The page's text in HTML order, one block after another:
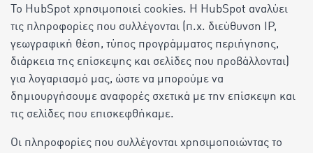
Το HubSpot χρησιμοποιεί cookies. Η HubSpot αναλύει
τις πληροφορίες που συλλέγονται (π.χ. διεύθυνση IP,
γεωγραφική θέση, τύπος προγράμματος περιήγησης,
διάρκεια της επίσκεψης και σελίδες που προβάλλονται)
για λογαριασμό μας, ώστε να μπορούμε να
δημιουργήσουμε αναφορές σχετικά με την επίσκεψη και
τις σελίδες που επισκεφθήκαμε.
Οι πληροφορίες που συλλέγονται χρησιμοποιώντας το